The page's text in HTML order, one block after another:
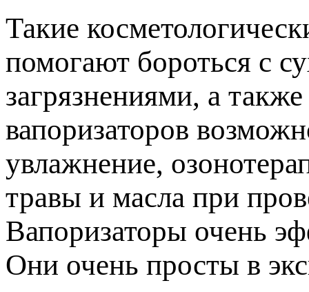
Такие
помогают бороться с
загрязнениями, а
вапоризаторов
увлажнение,
травы и масла при
Вапоризаторы очень
Они очень просты в